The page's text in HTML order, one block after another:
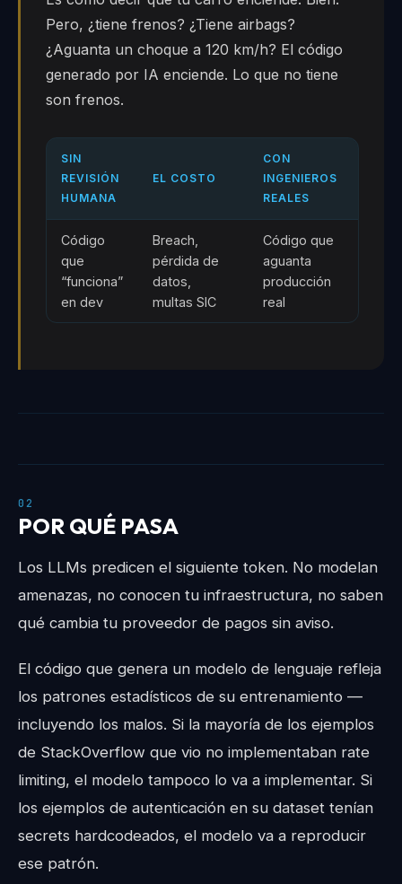
Pero, ¿tiene frenos? ¿Tiene airbags?
¿Aguanta un choque a 120 km/h? El código
generado por IA enciende. Lo que no tiene
son frenos.
SIN
REVISIÓN
HUMANA
EL COSTO
CON
INGENIEROS
REALES
Código
que
“funciona”
en dev
Breach,
pérdida de
datos,
multas SIC
Código que
aguanta
producción
real
02
POR QUÉ PASA
Los LLMs predicen el siguiente token. No modelan
amenazas, no conocen tu infraestructura, no saben
qué cambia tu proveedor de pagos sin aviso.
El código que genera un modelo de lenguaje refleja
los patrones estadísticos de su entrenamiento —
incluyendo los malos. Si la mayoría de los ejemplos
de StackOverflow que vio no implementaban rate
limiting, el modelo tampoco lo va a implementar. Si
los ejemplos de autenticación en su dataset tenían
secrets hardcodeados, el modelo va a reproducir
ese patrón.